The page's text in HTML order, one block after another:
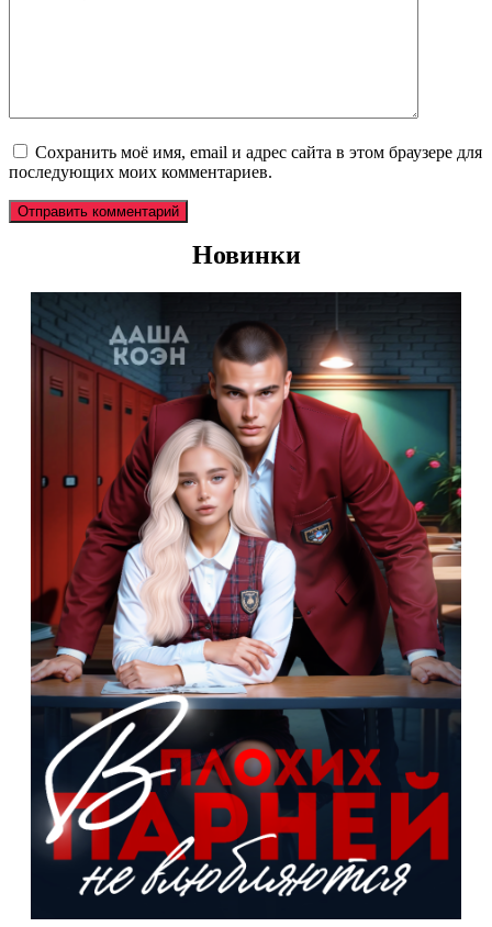
Сохранить моё имя, email и адрес сайта в этом браузере для
последующих моих комментариев.
Новинки